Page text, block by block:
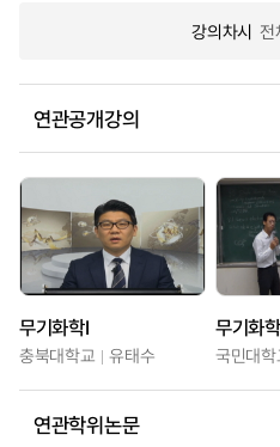
강의차시 전
연관공개강의
무기화학Ⅰ
충북대학교 유태수
무기화
국민대학
연관학위논문